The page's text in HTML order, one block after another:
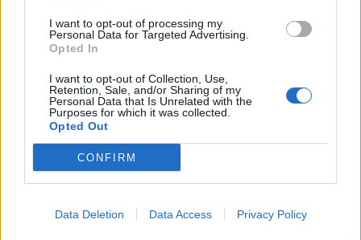
I want to opt-out of processing my
Personal Data for Targeted Advertising.
Opted In
I want to opt-out of Collection, Use,
Retention, Sale, and/or Sharing of my
Personal Data that Is Unrelated with the
Purposes for which it was collected.
Opted Out
CONFIRM
Data Deletion Data Access Privacy Policy
PIÙ LETTI OGGI
La COS approda a Barisardo tra conferme,
nuovi volti e mister Loi a fare da filo
conduttore
9 Ago 2026
L'Accademia Sulcitana prende il mediano
Puddu, allo Jerzu l'attaccante Bebo Atzori
10 Ago 2026